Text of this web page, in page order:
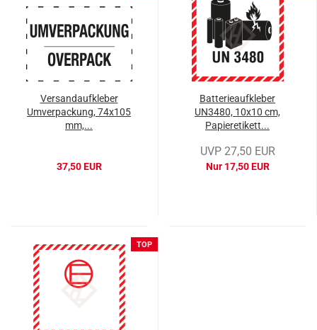
Versandaufkleber
Umverpackung, 74x105
mm,...
37,50 EUR
Batterieaufkleber
UN3480, 10x10 cm,
Papieretikett...
UVP 27,50 EUR
Nur 17,50 EUR
TOP